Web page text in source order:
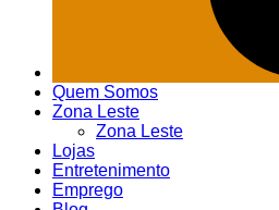
Quem Somos
Zona Leste
Zona Leste
Lojas
Entretenimento
Emprego